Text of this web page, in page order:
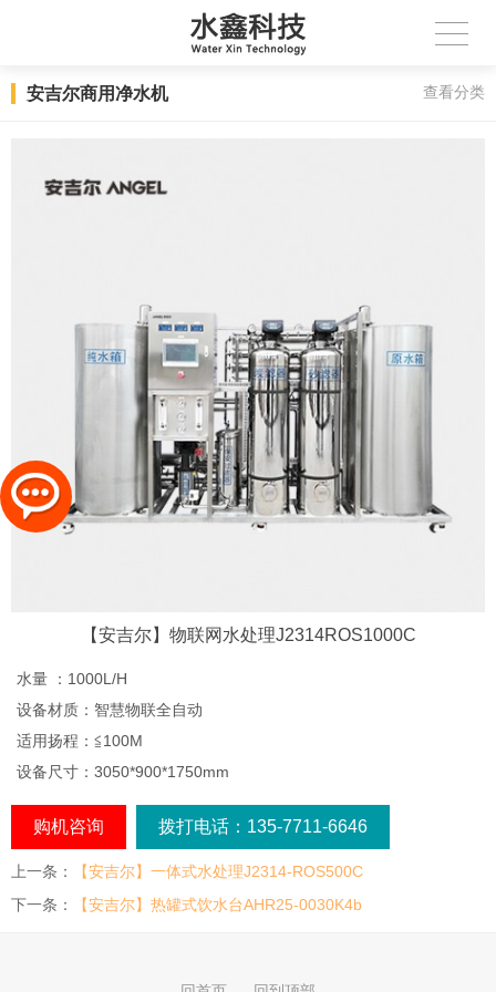
安吉尔商用净水机 查看分类
【安吉尔】物联网水处理J2314ROS1000C
水量 ：1000L/H
设备材质：智慧物联全自动
适用扬程：≦100M
设备尺寸：3050*900*1750mm
购机咨询 拨打电话：135-7711-6646
上一条：
【安吉尔】一体式水处理J2314-ROS500C
下一条：
【安吉尔】热罐式饮水台AHR25-0030K4b